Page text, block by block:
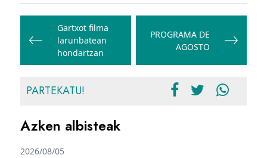
Bidalketetan
zehar
nabigatu
Gartxot filma
larunbatean
hondartzan
PROGRAMA DE
AGOSTO
PARTEKATU!
Azken albisteak
2026/08/05